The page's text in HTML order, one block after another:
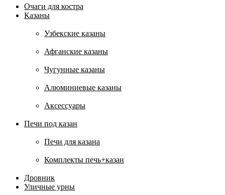
Очаги для костра
Казаны
Узбекские казаны
Афганские казаны
Чугунные казаны
Алюминиевые казаны
Аксессуары
Печи под казан
Печи для казана
Комплекты печь+казан
Дровник
Уличные урны